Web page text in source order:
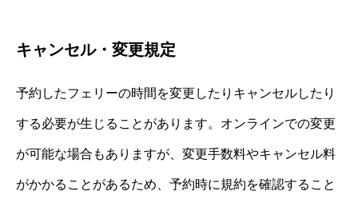
キャンセル・変更規定
予約したフェリーの時間を変更したりキャンセルしたり
する必要が生じることがあります。オンラインでの変更
が可能な場合もありますが、変更手数料やキャンセル料
がかかることがあるため、予約時に規約を確認すること